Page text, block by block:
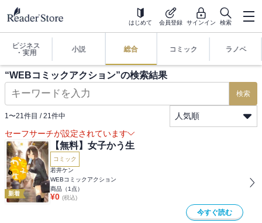
はじめて 会員登録 サインイン 検索
ビジネス
・実用
小説 総合 コミック ラノベ
“WEBコミックアクション”の検索結果
検索
1〜21件目 / 21件中
人気順
セーフサーチが設定されています
新着
【無料】女子かう生
コミック
若井ケン
WEBコミックアクション
商品（1 点）
¥0 (税込)
今すぐ読む